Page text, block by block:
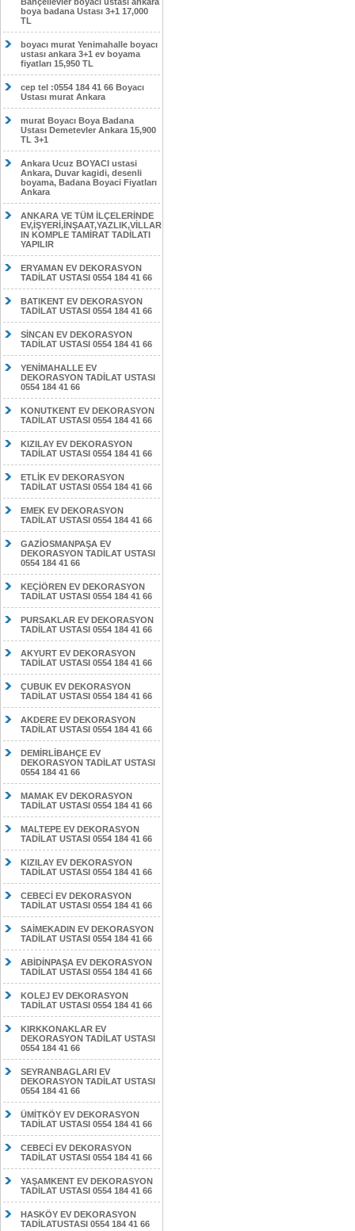
boya badana Ustası 3+1 17,000
TL
boyacı murat Yenimahalle boyacı
ustası ankara 3+1 ev boyama
fiyatları 15,950 TL
cep tel :0554 184 41 66 Boyacı
Ustası murat Ankara
murat Boyacı Boya Badana
Ustası Demetevler Ankara 15,900
TL 3+1
Ankara Ucuz BOYACI ustasi
Ankara, Duvar kagidi, desenli
boyama, Badana Boyaci Fiyatları
Ankara
ANKARA VE TÜM İLÇELERİNDE
EV,İŞYERİ,İNŞAAT,YAZLIK,VİLLAR
IN KOMPLE TAMİRAT TADİLATI
YAPILIR
ERYAMAN EV DEKORASYON
TADİLAT USTASI 0554 184 41 66
BATIKENT EV DEKORASYON
TADİLAT USTASI 0554 184 41 66
SİNCAN EV DEKORASYON
TADİLAT USTASI 0554 184 41 66
YENİMAHALLE EV
DEKORASYON TADİLAT USTASI
0554 184 41 66
KONUTKENT EV DEKORASYON
TADİLAT USTASI 0554 184 41 66
KIZILAY EV DEKORASYON
TADİLAT USTASI 0554 184 41 66
ETLİK EV DEKORASYON
TADİLAT USTASI 0554 184 41 66
EMEK EV DEKORASYON
TADİLAT USTASI 0554 184 41 66
GAZİOSMANPAŞA EV
DEKORASYON TADİLAT USTASI
0554 184 41 66
KEÇİÖREN EV DEKORASYON
TADİLAT USTASI 0554 184 41 66
PURSAKLAR EV DEKORASYON
TADİLAT USTASI 0554 184 41 66
AKYURT EV DEKORASYON
TADİLAT USTASI 0554 184 41 66
ÇUBUK EV DEKORASYON
TADİLAT USTASI 0554 184 41 66
AKDERE EV DEKORASYON
TADİLAT USTASI 0554 184 41 66
DEMİRLİBAHÇE EV
DEKORASYON TADİLAT USTASI
0554 184 41 66
MAMAK EV DEKORASYON
TADİLAT USTASI 0554 184 41 66
MALTEPE EV DEKORASYON
TADİLAT USTASI 0554 184 41 66
KIZILAY EV DEKORASYON
TADİLAT USTASI 0554 184 41 66
CEBECİ EV DEKORASYON
TADİLAT USTASI 0554 184 41 66
SAİMEKADIN EV DEKORASYON
TADİLAT USTASI 0554 184 41 66
ABİDİNPAŞA EV DEKORASYON
TADİLAT USTASI 0554 184 41 66
KOLEJ EV DEKORASYON
TADİLAT USTASI 0554 184 41 66
KIRKKONAKLAR EV
DEKORASYON TADİLAT USTASI
0554 184 41 66
SEYRANBAGLARI EV
DEKORASYON TADİLAT USTASI
0554 184 41 66
ÜMİTKÖY EV DEKORASYON
TADİLAT USTASI 0554 184 41 66
CEBECİ EV DEKORASYON
TADİLAT USTASI 0554 184 41 66
YAŞAMKENT EV DEKORASYON
TADİLAT USTASI 0554 184 41 66
HASKÖY EV DEKORASYON
TADİLATUSTASI 0554 184 41 66